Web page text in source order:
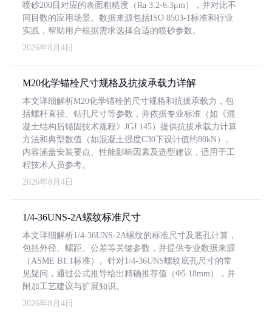
喷砂200目对应的表面粗糙度（Ra 3.2-6.3μm），并对比不
同目数的应用场景。数据来源包括ISO 8503-1标准和行业
实践，帮助用户根据需求选择合适的喷砂参数。
2026年8月4日
M20化学锚栓尺寸规格及抗拔承载力详解
本文详细解析M20化学锚栓的尺寸规格和抗拔承载力，包
括螺杆直径、钻孔尺寸等参数，并依据专业标准（如《混
凝土结构后锚固技术规程》JGJ 145）提供抗拔承载力计算
方法和典型数值（如混凝土强度C30下设计值约80kN）。
内容涵盖安装要点、性能影响因素及选型建议，适用于工
程技术人员参考。
2026年8月4日
1/4-36UNS-2A螺纹标准尺寸
本文详细解析1/4-36UNS-2A螺纹的标准尺寸及底孔计算，
包括外径、螺距、公差等关键参数，并提供专业数据来源
（ASME B1.1标准）。针对1/4-36UNS螺纹底孔尺寸的常
见疑问，通过公式推导给出精确推荐值（Φ5.18mm），并
附加工艺建议与扩展知识。
2026年8月4日